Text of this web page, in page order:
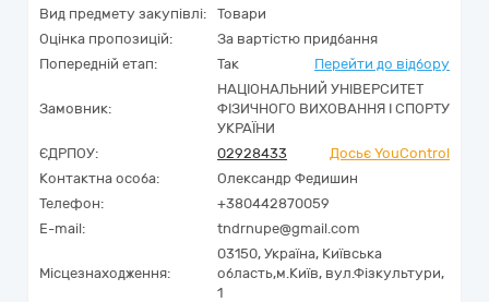
Вид предмету закупівлі:
Товари
Оцінка пропозицій:
За вартістю придбання
Попередній етап:
Так Перейти до відбору
Замовник:
НАЦІОНАЛЬНИЙ УНІВЕРСИТЕТ
ФІЗИЧНОГО ВИХОВАННЯ І СПОРТУ
УКРАЇНИ
ЄДРПОУ:
02928433
Досьє YouControl
Контактна особа:
Олександр Федишин
Телефон:
+380442870059
E-mail:
tndrnupe@gmail.com
Місцезнаходження:
03150, Україна, Київська
область,м.Київ, вул.Фізкультури,
1